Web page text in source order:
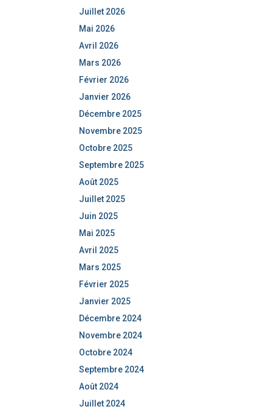
Juillet 2026
Mai 2026
Avril 2026
Mars 2026
Février 2026
Janvier 2026
Décembre 2025
Novembre 2025
Octobre 2025
Septembre 2025
Août 2025
Juillet 2025
Juin 2025
Mai 2025
Avril 2025
Mars 2025
Février 2025
Janvier 2025
Décembre 2024
Novembre 2024
Octobre 2024
Septembre 2024
Août 2024
Juillet 2024